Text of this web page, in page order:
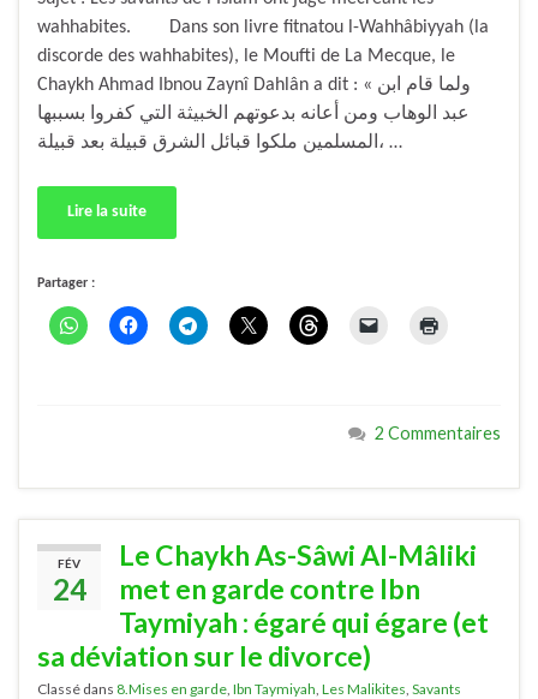
wahhabites. Dans son livre fitnatou l-Wahhâbiyyah (la
discorde des wahhabites), le Moufti de La Mecque, le
Chaykh Ahmad Ibnou Zaynî Dahlân a dit : « ولما قام ابن
عبد الوهاب ومن أعانه بدعوتهم الخبيثة التي كفروا بسببها
المسلمين ملكوا قبائل الشرق قبيلة بعد قبيلة، …
Lire la suite
Partager :
2 Commentaires
FÉV
24
Le Chaykh As-Sâwi Al-Mâliki
met en garde contre Ibn
Taymiyah : égaré qui égare (et
sa déviation sur le divorce)
Classé dans 8.Mises en garde Ibn Taymiyah Les Malikites Savants